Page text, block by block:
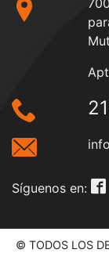
Síguenos en:
© TODOS LOS